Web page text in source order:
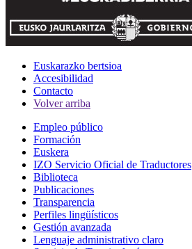
Euskarazko bertsioa
Accesibilidad
Contacto
Volver arriba
Empleo público
Formación
Euskera
IZO Servicio Oficial de Traductores
Biblioteca
Publicaciones
Transparencia
Perfiles lingüísticos
Gestión avanzada
Lenguaje administrativo claro